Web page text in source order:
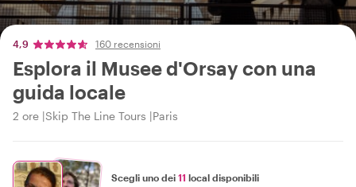
4,9 160 recensioni
Esplora il Musee d'Orsay con una
guida locale
2 ore Skip The Line Tours Paris
Scegli uno dei 11 local disponibili